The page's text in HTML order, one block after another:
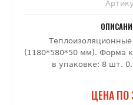
(1180*580*50 мм). Форма
в упаковке: 8 шт.
ЦЕНА ПО